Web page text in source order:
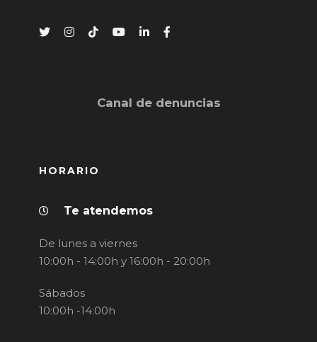
Canal de denuncias
HORARIO
Te atendemos
De lunes a viernes
10:00h - 14:00h y 16:00h - 20:00h
Sábados
10:00h -14:00h